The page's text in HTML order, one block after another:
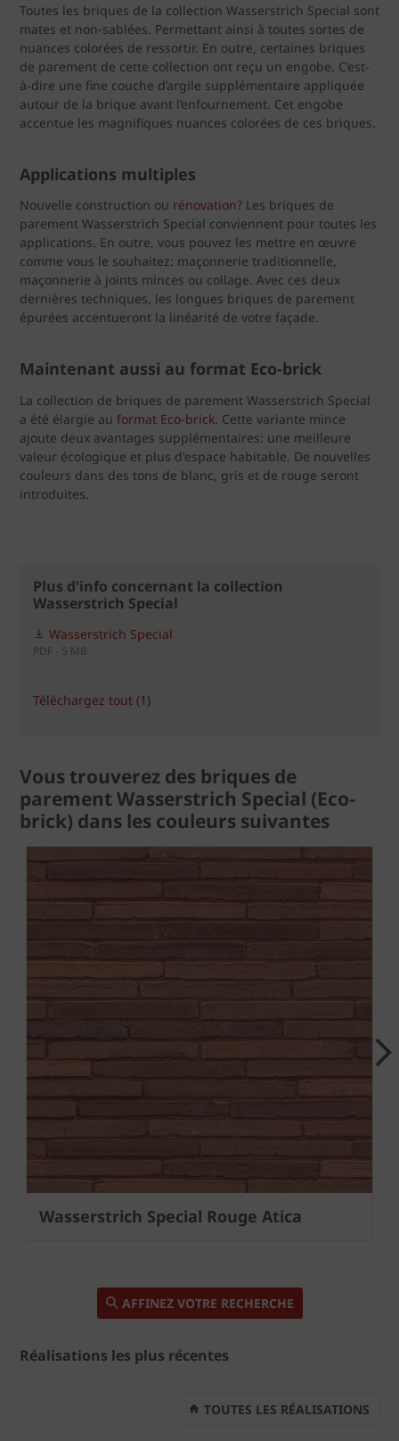
Toutes les briques de la collection Wasserstrich Special sont
mates et non-sablées. Permettant ainsi à toutes sortes de
nuances colorées de ressortir. En outre, certaines briques
de parement de cette collection ont reçu un engobe. C’est-
à-dire une fine couche d’argile supplémentaire appliquée
autour de la brique avant l’enfournement. Cet engobe
accentue les magnifiques nuances colorées de ces briques.
Applications multiples
Nouvelle construction ou rénovation? Les briques de
parement Wasserstrich Special conviennent pour toutes les
applications. En outre, vous pouvez les mettre en œuvre
comme vous le souhaitez: maçonnerie traditionnelle,
maçonnerie à joints minces ou collage. Avec ces deux
dernières techniques, les longues briques de parement
épurées accentueront la linéarité de votre façade.
Maintenant aussi au format Eco-brick
La collection de briques de parement Wasserstrich Special
a été élargie au format Eco-brick. Cette variante mince
ajoute deux avantages supplémentaires: une meilleure
valeur écologique et plus d'espace habitable. De nouvelles
couleurs dans des tons de blanc, gris et de rouge seront
introduites.
Plus d'info concernant la collection
Wasserstrich Special
Wasserstrich Special
PDF - 5 MB
Téléchargez tout (1)
Vous trouverez des briques de
parement Wasserstrich Special (Eco-
brick) dans les couleurs suivantes
Wasserstrich Special Rouge Atica
Next
AFFINEZ VOTRE RECHERCHE
Réalisations les plus récentes
TOUTES LES RÉALISATIONS